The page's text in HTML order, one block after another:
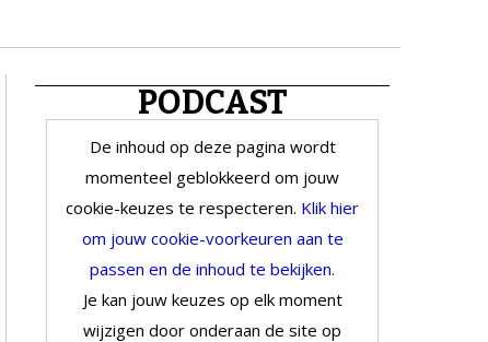
PODCAST
De inhoud op deze pagina wordt
momenteel geblokkeerd om jouw
cookie-keuzes te respecteren. Klik hier
om jouw cookie-voorkeuren aan te
passen en de inhoud te bekijken.
Je kan jouw keuzes op elk moment
wijzigen door onderaan de site op